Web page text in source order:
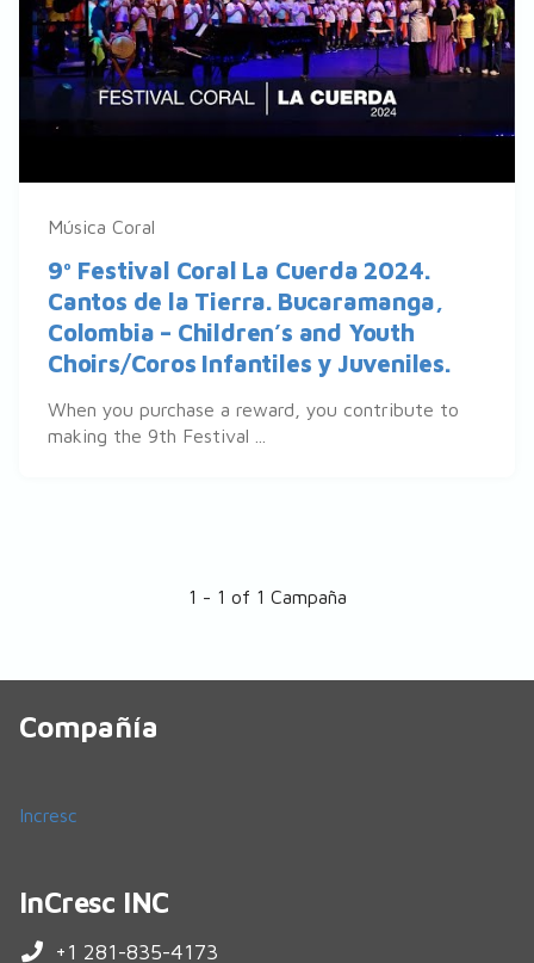
Música Coral
9º Festival Coral La Cuerda 2024.
Cantos de la Tierra. Bucaramanga,
Colombia – Children’s and Youth
Choirs/Coros Infantiles y Juveniles.
When you purchase a reward, you contribute to
making the 9th Festival ...
1 - 1 of 1 Campaña
Compañía
Incresc
InCresc INC
+1 281-835-4173